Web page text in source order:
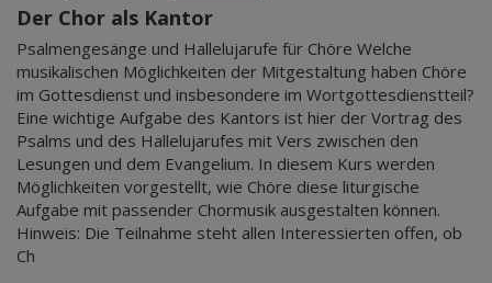
Der Chor als Kantor
Psalmengesänge und Hallelujarufe für Chöre Welche
musikalischen Möglichkeiten der Mitgestaltung haben Chöre
im Gottesdienst und insbesondere im Wortgottesdienstteil?
Eine wichtige Aufgabe des Kantors ist hier der Vortrag des
Psalms und des Hallelujarufes mit Vers zwischen den
Lesungen und dem Evangelium. In diesem Kurs werden
Möglichkeiten vorgestellt, wie Chöre diese liturgische
Aufgabe mit passender Chormusik ausgestalten können.
Hinweis: Die Teilnahme steht allen Interessierten offen, ob
Ch